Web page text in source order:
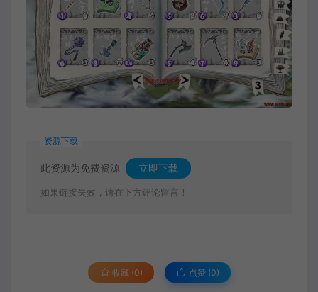
资源下载
此资源为免费资源 立即下载
如果链接失效，请在下方评论留言！
收藏 (0) 点赞 (0)